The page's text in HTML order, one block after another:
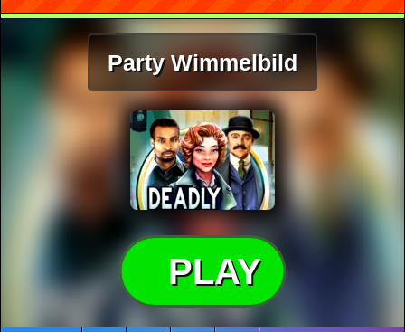
Party Wimmelbild
PLAY